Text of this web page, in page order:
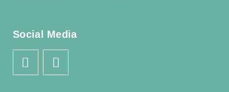
Social Media